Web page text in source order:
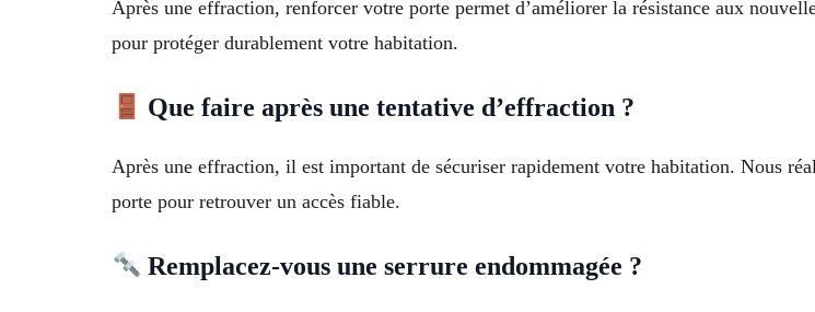
Après une effraction, renforcer votre porte permet d’améliorer la résistance aux
pour protéger durablement votre habitation.
Que faire après une tentative d’effraction ?
Après une effraction, il est important de sécuriser rapidement votre habitation. Nous
porte pour retrouver un accès fiable.
Remplacez-vous une serrure endommagée ?